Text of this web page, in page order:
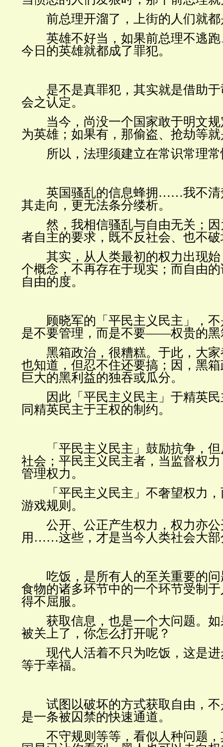
前总理开溜了，上街的人们就都
英雄不好当，如果前总理不逃跑
今日的英雄就都成了罪犯。
是不是真罪犯，其实就是借助于
会之认定。
当今，尚没一个国家敢于明文
为英雄 ；如果有，那偷盗、抢劫等
所以，法理须建立在常识常理常
英国骚乱的信息蜂拥……我不清
其走向，更无法条分缕析。
然，我相信骚乱与自由无关；
者自主的要求，既不反社会、也不
其实，从人类最初的权力出现
个概念，不再存在于现实；而自由
自由的度。
顾晓军的 「平民主义 民主 」
，
是不要管理，而是不要——权贵的
黑箱政治，很糟糕。于此，大家
也知道，但忍不住还要搞；因，黑
巨大的黑利益的独吞或瓜分。
因此 「平民主义民主」 于精英
同精英民主于王权的制约。
「 平民主义民主 」 鼓励抗争，
社会；平民主义民主者，当监督权
管理权力。
「平民主义民主」不奢望权力，
游戏规则。
公开、公正产生权力 ，权力亦
用 ……这些，才是当今人类社会大
吃饭，是所有人的至关重要的问
食物的诸多环节中的一个环节受制
得不屈服。
获取信息，也是一个大问题。如
被关上了，你怎么打开呢？
现代人活着不只为吃饭，这是进
等于幸福。
试图以破坏的方式获取自由，不
是一条被囚禁的快速通道。
不守规则等等，看似 人种问题